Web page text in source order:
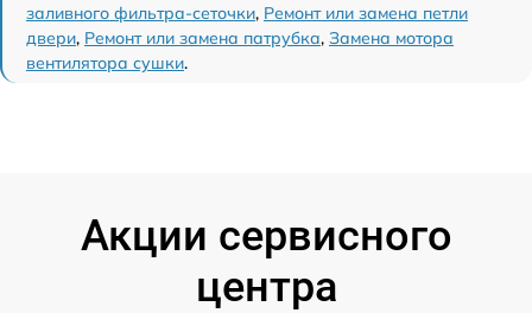
заливного фильтра-сеточки, Ремонт или замена петли
двери, Ремонт или замена патрубка, Замена мотора
вентилятора сушки.
Акции сервисного
центра